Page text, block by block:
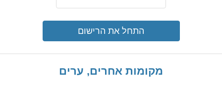
התחל את הרישום
מקומות אחרים, ערים